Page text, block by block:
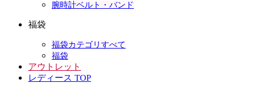
腕時計ベルト・バンド
福袋
福袋カテゴリすべて
福袋
アウトレット
レディース TOP